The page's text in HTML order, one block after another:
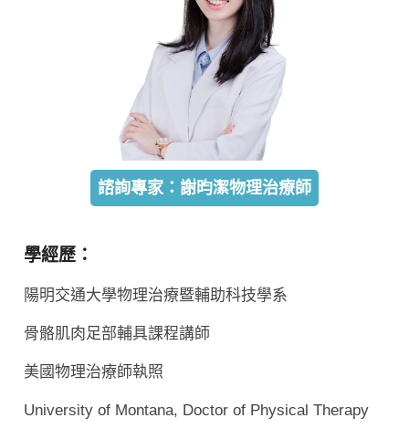
諮詢專家：謝昀潔物理治療師
學經歷：
陽明交通大學物理治療暨輔助科技學系
骨骼肌肉足部輔具課程講師
美國物理治療師執照
University of Montana, Doctor of Physical Therapy